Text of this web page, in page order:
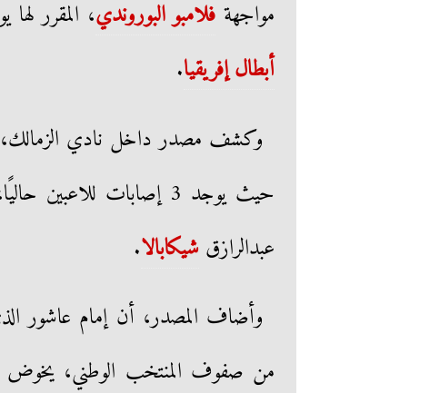
مواجهة فلامبو البوروندي، المقرر لها
أبطال إفريقيا.
وكشف مصدر داخل نادي الزمالك،
حيث يوجد 3 إصابات
عبدالرازقشيكابالا.
وأضاف المصدر، أن إمام عاشور
من صفوف المنتخب الوطني، يخوض